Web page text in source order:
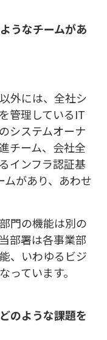
うなチームがあ
外には、全社シ
管理しているIT
システムオーナ
チーム、会社全
インフラ認証基
があり、あわせ
門の機能は別の
部署は各事業部
、いわゆるビジ
っています。
のような課題を